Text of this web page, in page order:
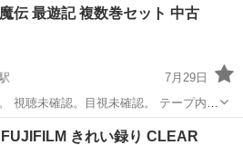
ロータリーで 直接受け渡しのみです...
映像プレーヤー、レコーダー
伝 最遊記 複数巻セット 中古
7月29日
、 現状品ジャンク扱いでの出品となり
映像プレーヤー、レコーダー
きれい録り CLEAR